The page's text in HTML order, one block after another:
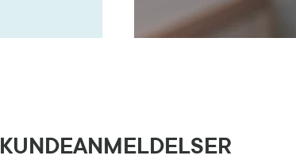
KUNDEANMELDELSER